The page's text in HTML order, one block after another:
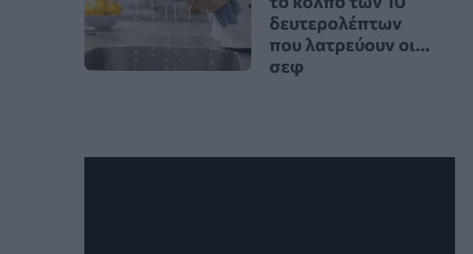
δευτερολέπτων
που λατρεύουν οι…
σεφ